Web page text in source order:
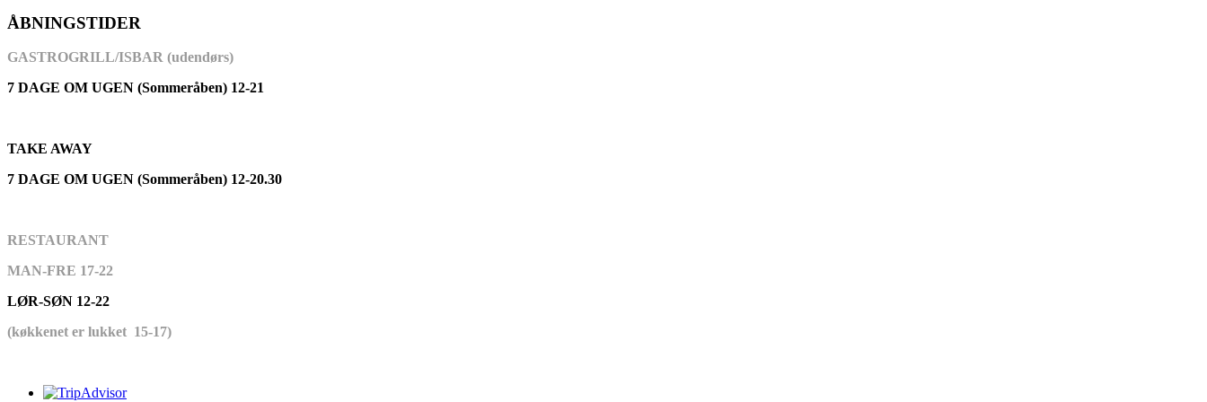
ÅBNINGSTIDER
GASTROGRILL/ISBAR (udendørs)
7 DAGE OM UGEN (Sommeråben) 12-21
TAKE AWAY
7 DAGE OM UGEN (Sommeråben) 12-20.30
RESTAURANT
MAN-FRE 17-22
LØR-SØN 12-22
(køkkenet er lukket 15-17)